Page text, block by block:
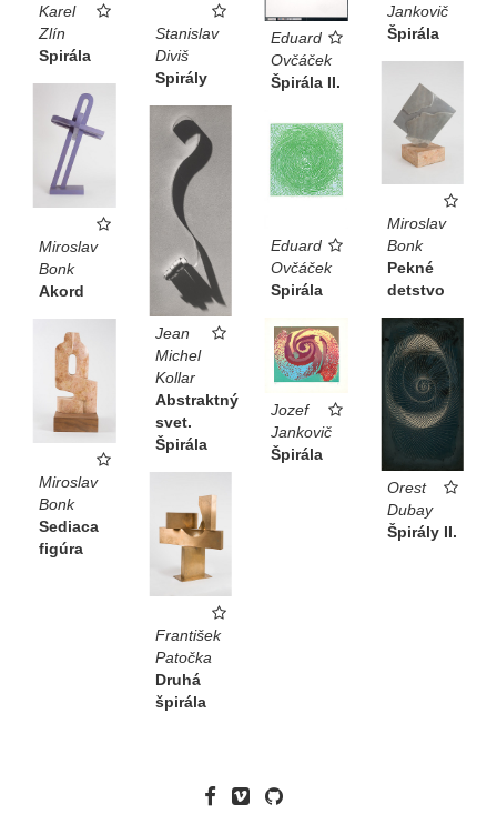
Karel
Zlín
Spirála
Stanislav
Diviš
Spirály
Eduard
Ovčáček
Špirála II.
Jankovič
Špirála
Miroslav
Bonk
Pekné
detstvo
Miroslav
Bonk
Akord
Jean
Michel
Kollar
Abstraktný
svet.
Špirála
Eduard
Ovčáček
Spirála
Jozef
Jankovič
Špirála
Orest
Dubay
Špirály II.
Miroslav
Bonk
Sediaca
figúra
František
Patočka
Druhá
špirála